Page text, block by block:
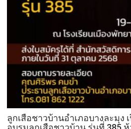
ลูกเสือชาวบ้านอำเภอบางละมุง